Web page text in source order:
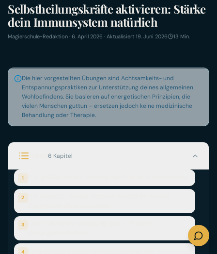
Selbstheilungskräfte aktivieren: Stärke
dein Immunsystem natürlich
Magierschule-Redaktion · 6. April 2026 · Aktualisiert 19. Juni 2026 13 Min.
Die hier vorgestellten Übungen sind Achtsamkeits- und
Entspannungspraktiken zur Unterstützung deines allgemeinen
Wohlbefindens. Sie basieren auf energetischen Prinzipien, die
vielen Menschen guttun – ersetzen jedoch keine medizinische
Behandlung oder Therapie.
6 Kapitel
1
2
3
4